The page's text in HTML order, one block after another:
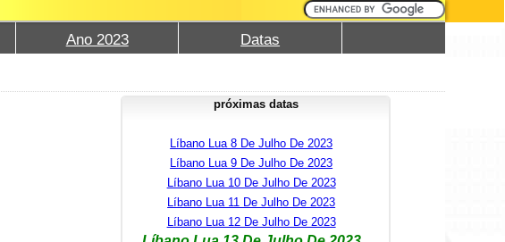
Ano 2023 Datas
próximas datas
Líbano Lua 8 De Julho De 2023
Líbano Lua 9 De Julho De 2023
Líbano Lua 10 De Julho De 2023
Líbano Lua 11 De Julho De 2023
Líbano Lua 12 De Julho De 2023